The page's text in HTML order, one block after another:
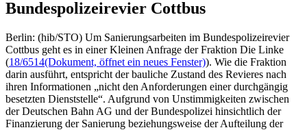
Bundespolizeirevier Cottbus
Berlin: (hib/STO) Um Sanierungsarbeiten im Bundespolizeirevier
Cottbus geht es in einer Kleinen Anfrage der Fraktion Die Linke
(18/6514(Dokument, öffnet ein neues Fenster)). Wie die Fraktion
darin ausführt, entspricht der bauliche Zustand des Revieres nach
ihren Informationen „nicht den Anforderungen einer durchgängig
besetzten Dienststelle“. Aufgrund von Unstimmigkeiten zwischen
der Deutschen Bahn AG und der Bundespolizei hinsichtlich der
Finanzierung der Sanierung beziehungsweise der Aufteilung der